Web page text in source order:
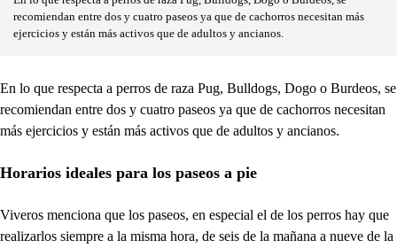
recomiendan entre dos y cuatro paseos ya que de cachorros necesitan más
ejercicios y están más activos que de adultos y ancianos.
En lo que respecta a perros de raza Pug, Bulldogs, Dogo o Burdeos, se
recomiendan entre dos y cuatro paseos ya que de cachorros necesitan
más ejercicios y están más activos que de adultos y ancianos.
Horarios ideales para los paseos a pie
Viveros menciona que los paseos, en especial el de los perros hay que
realizarlos siempre a la misma hora, de seis de la mañana a nueve de la